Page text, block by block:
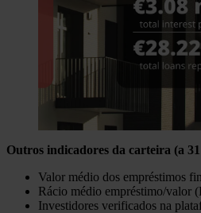
Outros indicadores da carteira (a
Valor médio dos empréstimos
Rácio médio empréstimo/valor
Investidores verificados na